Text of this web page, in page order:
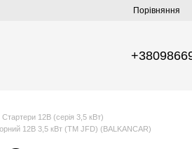
Порівняння
Стартери 12В (серія 3,5 кВт)
12В 3,5 кВт (TM JFD) (BALKANCAR)